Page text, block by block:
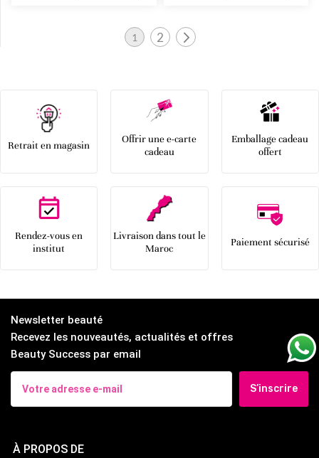
Page
Vous lisez actuellement la page
1 Page
2 Page
Suivant
Retrait en magasin
Offrir une e-carte
cadeau
Emballage cadeau
offert
Rendez-vous en
institut
Livraison dans tout le
Maroc
Paiement sécurisé
Newsletter beauté
Recevez les nouveautés, actualités et offres
Beauty Success par email
S’inscrire
À PROPOS DE